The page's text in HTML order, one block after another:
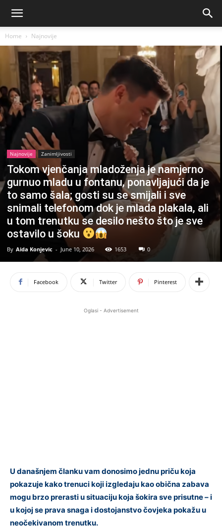
Home Najnovije
Najnovije Zanimljivosti
Tokom vjenčanja mladoženja je namjerno
gurnuo mladu u fontanu, ponavljajući da je
to samo šala; gosti su se smijali i sve
snimali telefonom dok je mlada plakala, ali
u tom trenutku se desilo nešto što je sve
ostavilo u šoku
By Aida Konjevic - June 10, 2026 1653 0
Facebook Twitter Pinterest
Oglasi - Advertisement
U današnjem članku vam donosimo jednu priču koja
pokazuje kako trenuci koji izgledaju kao obična zabava
mogu brzo prerasti u situaciju koja šokira sve prisutne – i
u kojoj se prava snaga i dostojanstvo čovjeka pokažu u
neočekivanom trenutku.